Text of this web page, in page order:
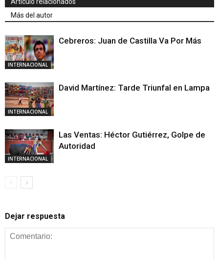
Artículo relacionados
Más del autor
INTERNACIONAL
Cebreros: Juan de Castilla Va Por Más
INTERNACIONAL
David Martínez: Tarde Triunfal en Lampa
INTERNACIONAL
Las Ventas: Héctor Gutiérrez, Golpe de
Autoridad
Dejar respuesta